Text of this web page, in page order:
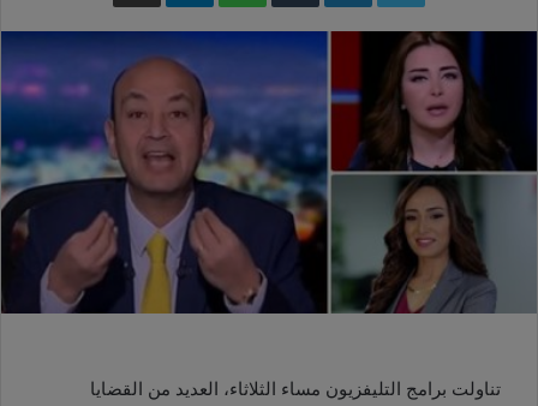
تناولت برامج التليفزيون مساء الثلاثاء، العديد من القضايا